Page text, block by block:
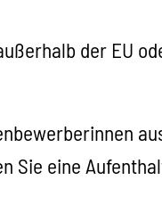
der EU
Sie eine